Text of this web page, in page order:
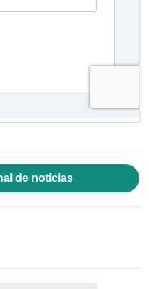
de noticias